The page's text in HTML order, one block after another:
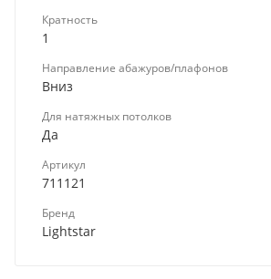
Кратность
1
Направление абажуров/плафонов
Вниз
Для натяжных потолков
Да
Артикул
711121
Бренд
Lightstar